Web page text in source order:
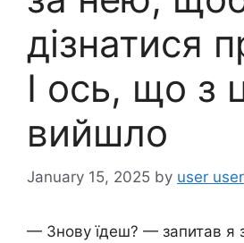
дізнатися
І ось, що з
вийшло
January 15, 2025 by user user
— Знову їдеш? — запитав я